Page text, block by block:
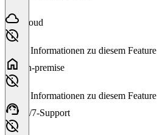
Cloud
Keine Informationen zu diesem Feature
On-premise
Keine Informationen zu diesem Feature
24/7-Support